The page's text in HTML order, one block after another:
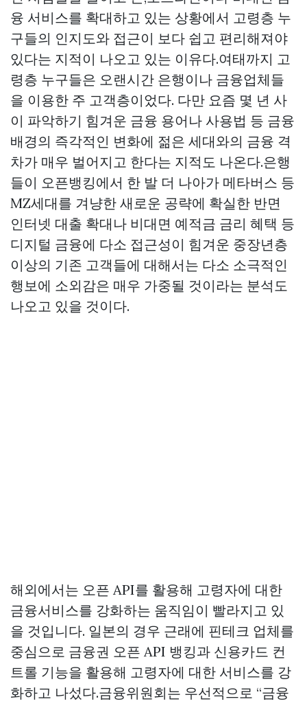
융 서비스를 확대하고 있는 상황에서 고령층 누
구들의 인지도와 접근이 보다 쉽고 편리해져야
있다는 지적이 나오고 있는 이유다.여태까지 고
령층 누구들은 오랜시간 은행이나 금융업체들
을 이용한 주 고객층이었다. 다만 요즘 몇 년 사
이 파악하기 힘겨운 금융 용어나 사용법 등 금융
배경의 즉각적인 변화에 젊은 세대와의 금융 격
차가 매우 벌어지고 한다는 지적도 나온다.은행
들이 오픈뱅킹에서 한 발 더 나아가 메타버스 등
MZ세대를 겨냥한 새로운 공략에 확실한 반면
인터넷 대출 확대나 비대면 예적금 금리 혜택 등
디지털 금융에 다소 접근성이 힘겨운 중장년층
이상의 기존 고객들에 대해서는 다소 소극적인
행보에 소외감은 매우 가중될 것이라는 분석도
나오고 있을 것이다.
해외에서는 오픈 API를 활용해 고령자에 대한
금융서비스를 강화하는 움직임이 빨라지고 있
을 것입니다. 일본의 경우 근래에 핀테크 업체를
중심으로 금융권 오픈 API 뱅킹과 신용카드 컨
트롤 기능을 활용해 고령자에 대한 서비스를 강
화하고 나섰다.금융위원회는 우선적으로 “금융